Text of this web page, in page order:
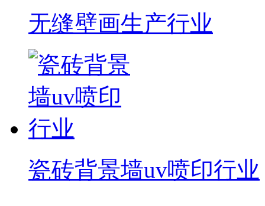
无缝壁画生产行业
瓷砖背景墙uv喷印行业